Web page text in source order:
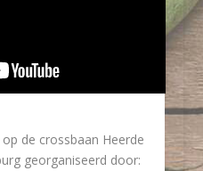
de crossbaan Heerde
georganiseerd door: